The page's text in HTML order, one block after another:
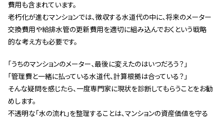
費用も含まれています。
老朽化が進むマンションでは、徴収する水道代の中に、将来のメーター
交換費用や給排水管の更新費用を適切に組み込んでおくという戦略
的な考え方も必要です。
「うちのマンションのメーター、最後に変えたのはいつだろう？」
「管理費と一緒に払っている水道代、計算根拠は合っている？」
そんな疑問を感じたら、一度専門家に現状を診断してもらうことをお勧
めします。
不透明な「水の流れ」を整理することは、マンションの資産価値を守る